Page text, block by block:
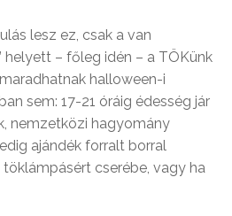
lesz ez, csak a van
helyett – főleg idén – a TÖKünk
halloween-i
sem: 17-21 óráig édesség jár
nemzetközi hagyomány
ajándék forralt borral
cserébe, vagy ha